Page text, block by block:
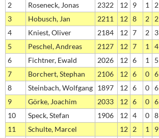
2
Roseneck, Jonas 2322 12 9 1 2
3
Hobusch, Jan 2211 12 8 2 2
4
Kniest, Oliver 2184 12 7 2 3
5
Peschel, Andreas 2127 12 7 1 4
6
Fichtner, Ewald 2026 12 6 1 5
7
Borchert, Stephan 2106 12 6 0 6
8
Steinbach, Wolfgang 1897 12 6 0 6
9
Görke, Joachim 2033 12 6 0 6
10
Speck, Stefan 1906 12 4 0 8
11
Schulte, Marcel 12 2 1 9